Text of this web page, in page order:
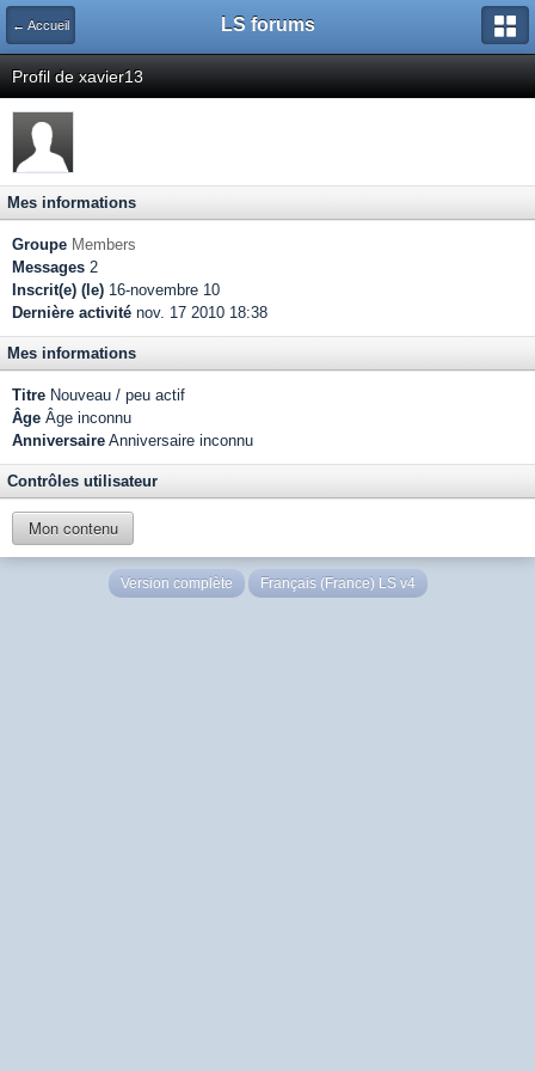
← Accueil LS forums
Profil de xavier13
Mes informations
Groupe Members
Messages 2
Inscrit(e) (le) 16-novembre 10
Dernière activité nov. 17 2010 18:38
Mes informations
Titre Nouveau / peu actif
Âge Âge inconnu
Anniversaire Anniversaire inconnu
Contrôles utilisateur
Mon contenu
Version complète Français (France) LS v4